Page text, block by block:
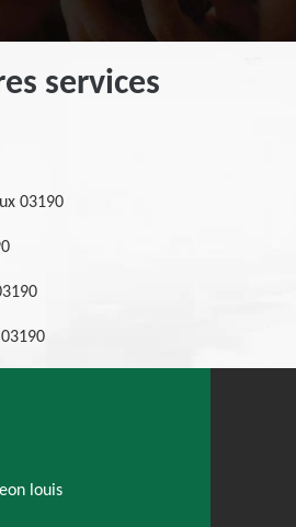
services
03190
louis